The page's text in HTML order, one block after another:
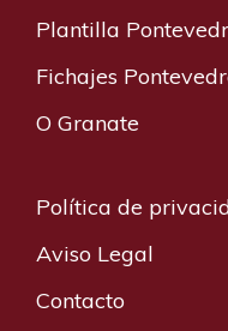
Plantilla
Fichajes
O Granate
Política de
Aviso Legal
Contacto